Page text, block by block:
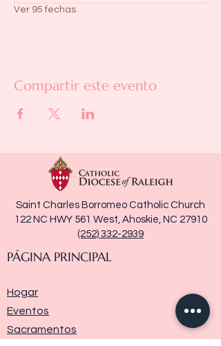
Ver 95 fechas
Compartir este evento
Saint Charles Borromeo Catholic Church
122 NC HWY 561 West, Ahoskie, NC 27910
(252) 332-2939
PÁGINA PRINCIPAL
Hogar
Eventos
Sacramentos